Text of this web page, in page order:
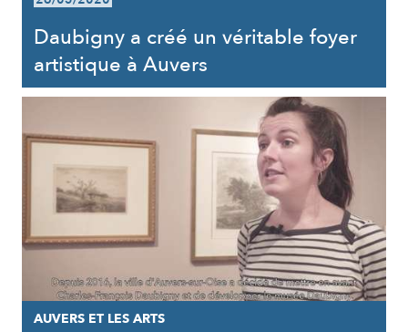
Daubigny a créé un véritable foyer
artistique à Auvers
AUVERS ET LES ARTS